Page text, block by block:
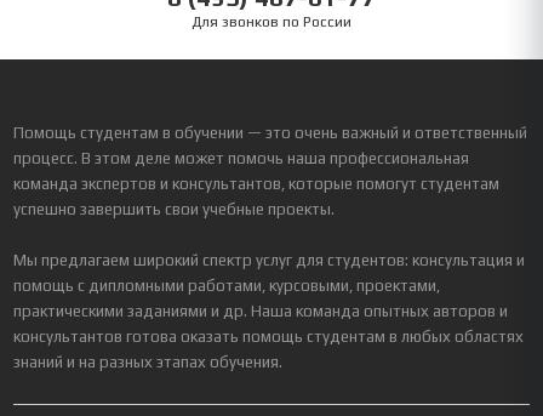
Для звонков по России
Помощь студентам в обучении — это очень важный и ответственный
процесс. В этом деле может помочь наша профессиональная
команда экспертов и консультантов, которые помогут студентам
успешно завершить свои учебные проекты.
Мы предлагаем широкий спектр услуг для студентов: консультация и
помощь с дипломными работами, курсовыми, проектами,
практическими заданиями и др. Наша команда опытных авторов и
консультантов готова оказать помощь студентам в любых областях
знаний и на разных этапах обучения.